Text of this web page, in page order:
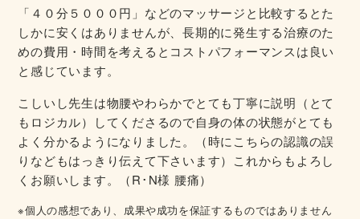
「４０分５０００円」などのマッサージと比較するとた
しかに安くはありませんが、長期的に発生する治療のた
めの費用・時間を考えるとコストパフォーマンスは良い
と感じています。
こしいし先生は物腰やわらかでとても丁寧に説明（とて
もロジカル）してくださるので自身の体の状態がとても
よく分かるようになりました。（時にこちらの認識の誤
りなどもはっきり伝えて下さいます）これからもよろし
くお願いします。（R･N様 腰痛）
※個人の感想であり、成果や成功を保証するものではありません